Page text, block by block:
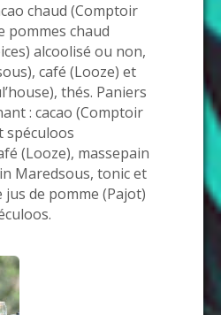
chaud (Comptoir
pommes chaud
alcoolisé ou non,
café (Looze) et
thés. Paniers
: cacao (Comptoir
spéculoos
(Looze), massepain
Maredsous, tonic et
jus de pomme (Pajot)